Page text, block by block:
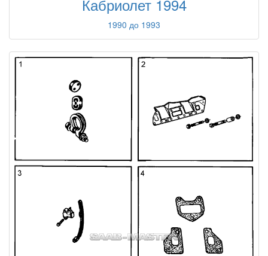
Кабриолет 1994
1990 до 1993